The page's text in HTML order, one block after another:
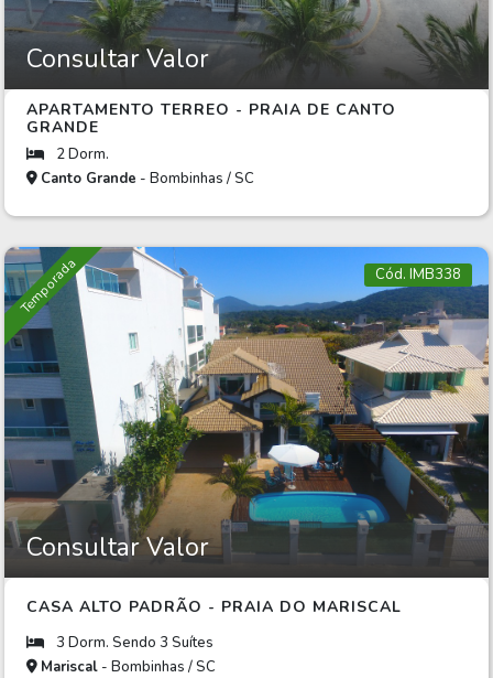
Consultar Valor
APARTAMENTO TERREO - PRAIA DE CANTO
GRANDE
2 Dorm.
Canto Grande - Bombinhas / SC
Temporada Cód. IMB338
Consultar Valor
CASA ALTO PADRÃO - PRAIA DO MARISCAL
3 Dorm. Sendo 3 Suítes
Mariscal - Bombinhas / SC